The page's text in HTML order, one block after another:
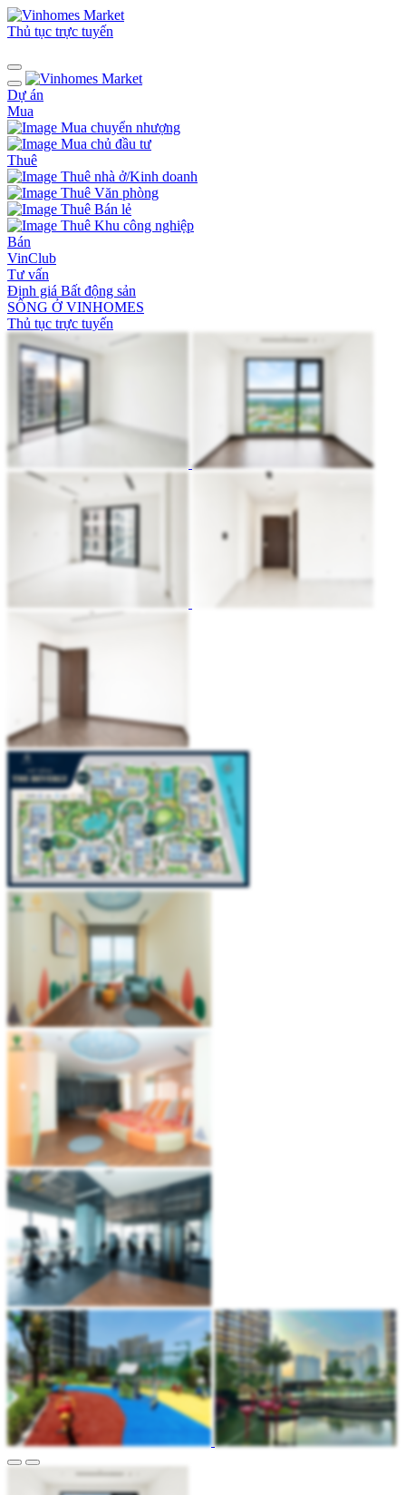
Thủ tục trực tuyến
Dự án
Mua
Mua chuyển nhượng
Mua chủ đầu tư
Thuê
Thuê nhà ở/Kinh doanh
Thuê Văn phòng
Thuê Bán lẻ
Thuê Khu công nghiệp
Bán
VinClub
Tư vấn
Định giá Bất động sản
SỐNG Ở VINHOMES
Thủ tục trực tuyến